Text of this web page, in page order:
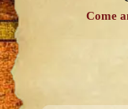
Come